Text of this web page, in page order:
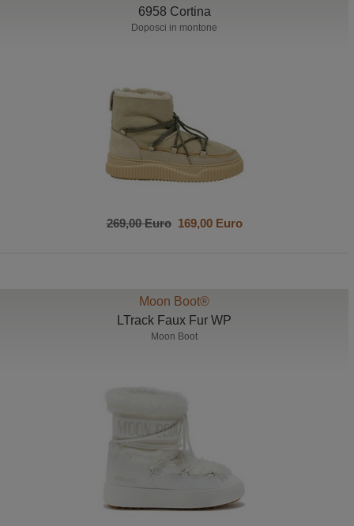
6958 Cortina
Doposci in montone
269,00 Euro169,00 Euro
Moon Boot®
LTrack Faux Fur WP
Moon Boot